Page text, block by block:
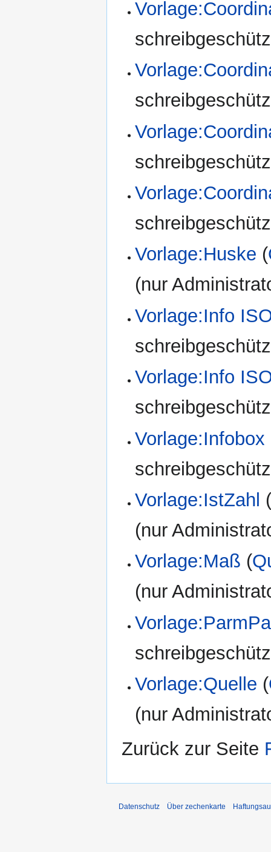
Vorlage:Huske (
(nur
Vorlage:Info
Vorlage:Info
Vorlage:IstZahl
(nur
Vorlage:Maß (
(nur
Vorlage:Quelle (
(nur
Zurück zur Seite
Datenschutz Über zechenkarte